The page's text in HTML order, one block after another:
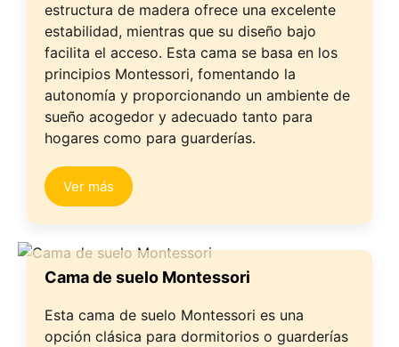
estructura de madera ofrece una excelente
estabilidad, mientras que su diseño bajo
facilita el acceso. Esta cama se basa en los
principios Montessori, fomentando la
autonomía y proporcionando un ambiente de
sueño acogedor y adecuado tanto para
hogares como para guarderías.
Ver más
Cama de suelo Montessori
Esta cama de suelo Montessori es una
opción clásica para dormitorios o guarderías